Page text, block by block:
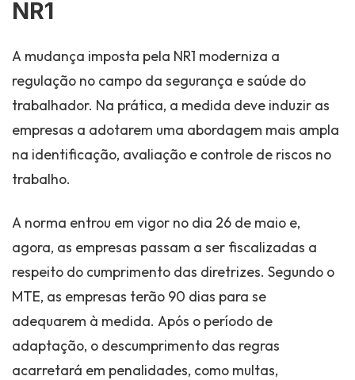
NR1
A mudança imposta pela NR1 moderniza a
regulação no campo da segurança e saúde do
trabalhador. Na prática, a medida deve induzir as
empresas a adotarem uma abordagem mais ampla
na identificação, avaliação e controle de riscos no
trabalho.
A norma entrou em vigor no dia 26 de maio e,
agora, as empresas passam a ser fiscalizadas a
respeito do cumprimento das diretrizes. Segundo o
MTE, as empresas terão 90 dias para se
adequarem à medida. Após o período de
adaptação, o descumprimento das regras
acarretará em penalidades, como multas,